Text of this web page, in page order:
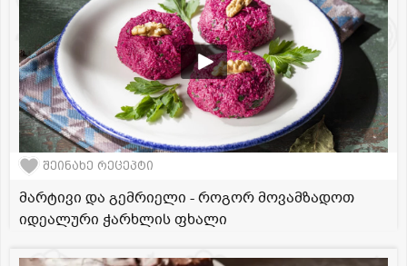
შეინახე რეცეპტი
მარტივი და გემრიელი - როგორ მოვამზადოთ
იდეალური ჭარხლის ფხალი